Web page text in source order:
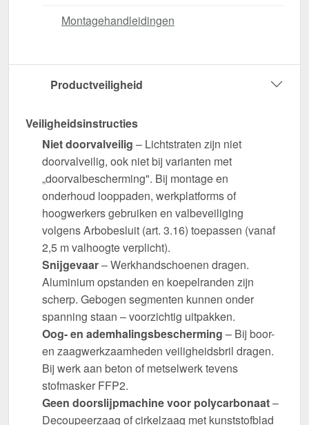
Montagehandleidingen
Productveiligheid
Veiligheidsinstructies
Niet doorvalveilig – Lichtstraten zijn niet
doorvalveilig, ook niet bij varianten met
„doorvalbescherming". Bij montage en
onderhoud looppaden, werkplatforms of
hoogwerkers gebruiken en valbeveiliging
volgens Arbobesluit (art. 3.16) toepassen (vanaf
2,5 m valhoogte verplicht).
Snijgevaar– Werkhandschoenen dragen.
Aluminium opstanden en koepelranden zijn
scherp. Gebogen segmenten kunnen onder
spanning staan – voorzichtig uitpakken.
Oog- en ademhalingsbescherming – Bij boor-
en zaagwerkzaamheden veiligheidsbril dragen.
Bij werk aan beton of metselwerk tevens
stofmasker FFP2.
Geen doorslijpmachine voor polycarbonaat–
Decoupeerzaag of cirkelzaag met kunststofblad